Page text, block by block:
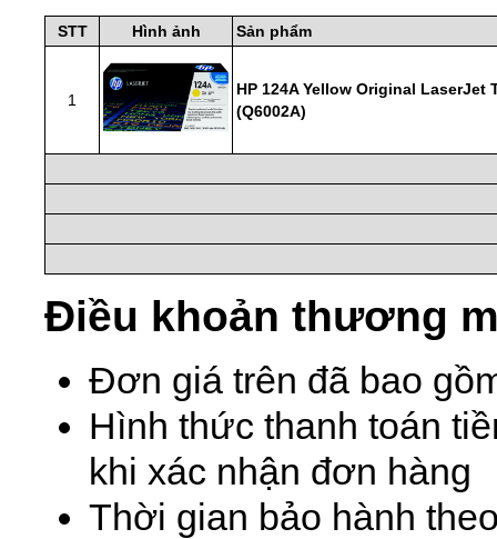
STT Hình ảnh Sản phẩm
1
HP 124A Yellow Original LaserJet
(Q6002A)
Điều khoản thương
Đơn giá trên đã bao
Hình thức thanh toán
khi xác nhận đơn hàng
Thời gian bảo hành